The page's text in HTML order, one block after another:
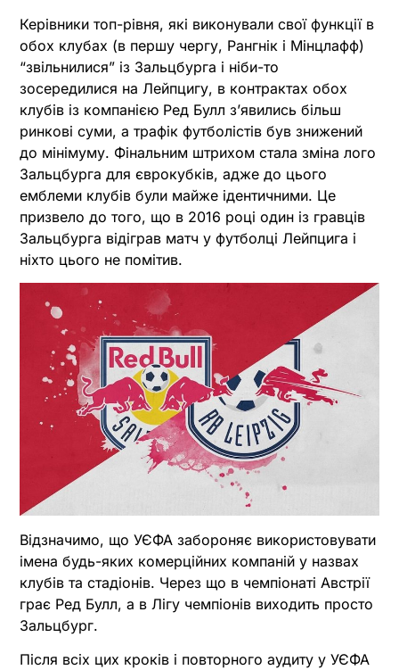
Керівники топ-рівня, які виконували свої функції в
обох клубах (в першу чергу, Рангнік і Мінцлафф)
“звільнилися” із Зальцбурга і ніби-то
зосередилися на Лейпцигу, в контрактах обох
клубів із компанією Ред Булл зʼявились більш
ринкові суми, а трафік футболістів був знижений
до мінімуму. Фінальним штрихом стала зміна лого
Зальцбурга для єврокубків, адже до цього
емблеми клубів були майже ідентичними. Це
призвело до того, що в 2016 році один із гравців
Зальцбурга відіграв матч у футболці Лейпцига і
ніхто цього не помітив.
Відзначимо, що УЄФА забороняє використовувати
імена будь-яких комерційних компаній у назвах
клубів та стадіонів. Через що в чемпіонаті Австрії
грає Ред Булл, а в Лігу чемпіонів виходить просто
Зальцбург.
Після всіх цих кроків і повторного аудиту у УЄФА